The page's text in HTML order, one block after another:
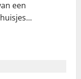
een